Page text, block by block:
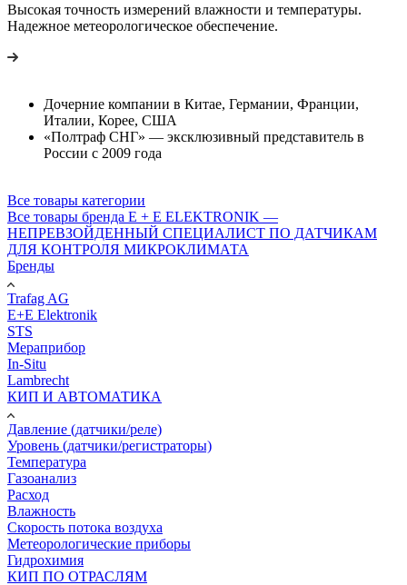
Высокая точность измерений влажности и температуры.
Надежное метеорологическое обеспечение.
Дочерние компании в Китае, Германии, Франции,
Италии, Корее, США
«Полтраф СНГ» — эксклюзивный представитель в
России с 2009 года
Все товары категории
Все товары бренда E + E ELEKTRONIK —
НЕПРЕВЗОЙДЕННЫЙ СПЕЦИАЛИСТ ПО ДАТЧИКАМ
ДЛЯ КОНТРОЛЯ МИКРОКЛИМАТА
Бренды
Trafag AG
E+E Elektronik
STS
Мераприбор
In-Situ
Lambrecht
КИП И АВТОМАТИКА
Давление (датчики/реле)
Уровень (датчики/регистраторы)
Температура
Газоанализ
Расход
Влажность
Скорость потока воздуха
Метеорологические приборы
Гидрохимия
КИП ПО ОТРАСЛЯМ